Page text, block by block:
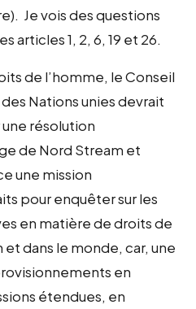
Je vois des questions
articles 1, 2, 6, 19 et 26.
de l’homme, le Conseil
Nations unies devrait
résolution
de Nord Stream et
une mission
pour enquêter sur les
en matière de droits de
et dans le monde, car, une
en
étendues, en